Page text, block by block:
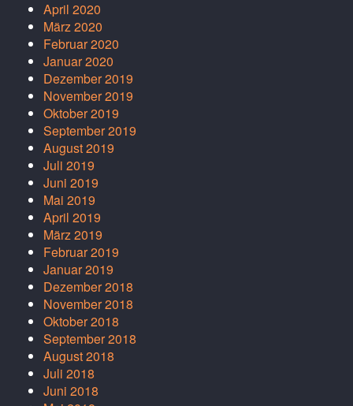
April 2020
März 2020
Februar 2020
Januar 2020
Dezember 2019
November 2019
Oktober 2019
September 2019
August 2019
Juli 2019
Juni 2019
Mai 2019
April 2019
März 2019
Februar 2019
Januar 2019
Dezember 2018
November 2018
Oktober 2018
September 2018
August 2018
Juli 2018
Juni 2018